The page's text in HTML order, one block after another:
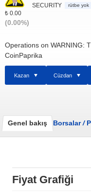
SECURITY rütbe yok
₺ 0.00
(0.00%)
Operations on WARNING:
CoinPaprika
Kazan Cüzdan
Genel bakış Borsalar/
Fiyat Grafiği